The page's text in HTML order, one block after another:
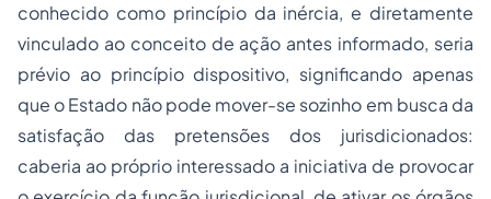
conhecido como princípio da inércia, e diretamente
vinculado ao conceito de ação antes informado, seria
prévio ao princípio dispositivo, significando apenas
que o Estado não pode mover-se sozinho em busca da
satisfação das pretensões dos jurisdicionados:
caberia ao próprio interessado a iniciativa de provocar